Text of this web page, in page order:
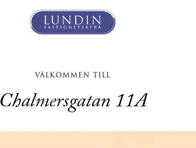
VÄLKOMMEN TILL
Chalmersgatan 11A